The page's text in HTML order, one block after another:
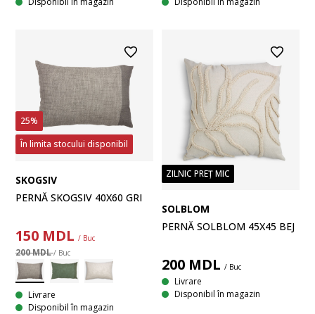
25%
În limita stocului disponibil
SKOGSIV
PERNĂ SKOGSIV 40X60 GRI
150 MDL / Buc
200 MDL/ Buc
Livrare
Disponibil în magazin
ZILNIC PREȚ MIC
SOLBLOM
PERNĂ SOLBLOM 45X45 BEJ
200 MDL / Buc
Livrare
Disponibil în magazin